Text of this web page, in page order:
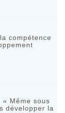
compétence
« Même sous
développer la